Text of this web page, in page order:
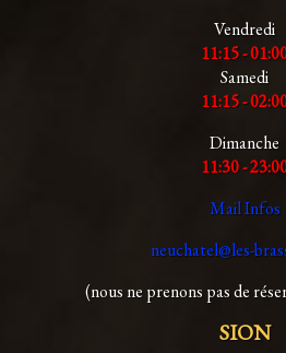
Vendredi
11:15 -
Samedi
11:15 -
Dimanche
11:30 -
Mail Infos
neuchatel@les-
(nous ne prenons pas de
SION